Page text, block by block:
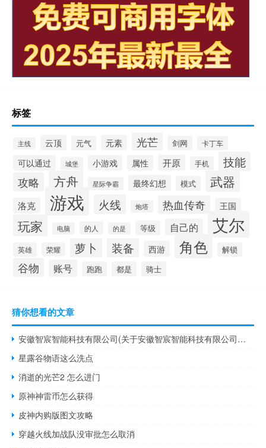
标签
主线 云顶 元气 元素 光芒 剑网 卡丁车
可以通过 城堡 小游戏 属性 开原 手机 技能
攻略 方舟 星际争霸 最终幻想 模式 武器
洛克 游戏 火线 炮塔 热血传奇 王国
玩家 电脑 的人 的是 等级 自己的 艾尔
英雄 荣耀 萝卜 装备 西游 角色 解锁
谷物 账号 跑跑 都是 骑士
猜你想看的文章
安徽智宸智能科技有限公司(关于安徽智宸智能科技有限公司简述)
星露谷物语这么洗点
消逝的光芒2 怎么进门
原神神雷币怎么获得
皮神内购版图文攻略
穿越火线加战队没审批怎么取消